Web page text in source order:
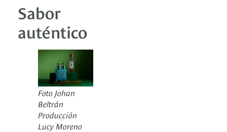
Sabor
auténtico
Foto Johan
Beltrán
Producción
Lucy Moreno